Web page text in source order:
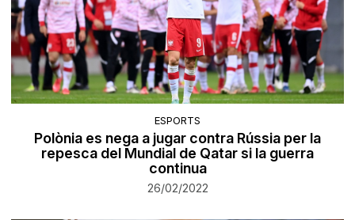
ESPORTS
Polònia es nega a jugar contra Rússia per la
repesca del Mundial de Qatar si la guerra
continua
26/02/2022